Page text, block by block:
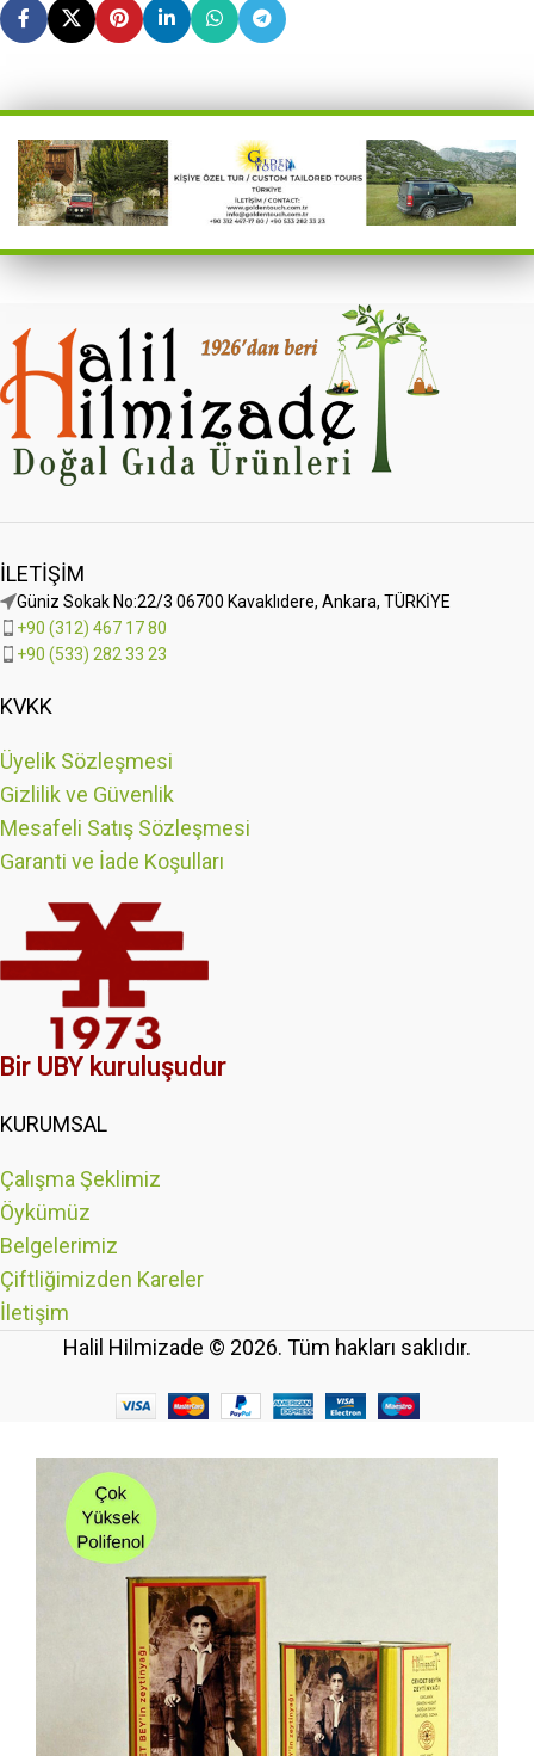
İLETIŞIM
Güniz Sokak No:22/3 06700 Kavaklıdere, Ankara, TÜRKİYE
+90 (312) 467 17 80
+90 (533) 282 33 23
KVKK
Üyelik Sözleşmesi
Gizlilik ve Güvenlik
Mesafeli Satış Sözleşmesi
Garanti ve İade Koşulları
Bir UBY kuruluşudur
KURUMSAL
Çalışma Şeklimiz
Öykümüz
Belgelerimiz
Çiftliğimizden Kareler
İletişim
Halil Hilmizade © 2026. Tüm hakları saklıdır.